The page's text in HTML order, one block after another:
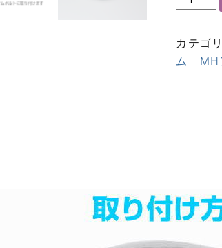
カテゴ
ム MH